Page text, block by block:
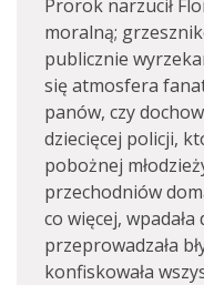
Prorok narzucił
moralną;
publicznie
się atmosfera
panów, czy
dziecięcej policji,
pobożnej
przechodniów
co więcej,
przeprowadzała
konfiskowała